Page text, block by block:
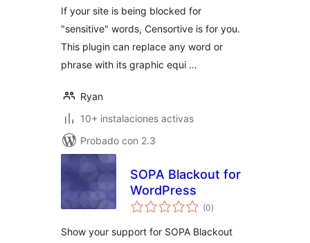
If your site is being blocked for
"sensitive" words, Censortive is for you.
This plugin can replace any word or
phrase with its graphic equi …
Ryan
10+ instalaciones activas
Probado con 2.3
SOPA Blackout for
WordPress
(0total
de
)
Show your support for SOPA Blackout